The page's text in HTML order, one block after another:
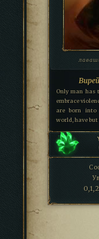
Only man has
embrace
are born into
world, have but